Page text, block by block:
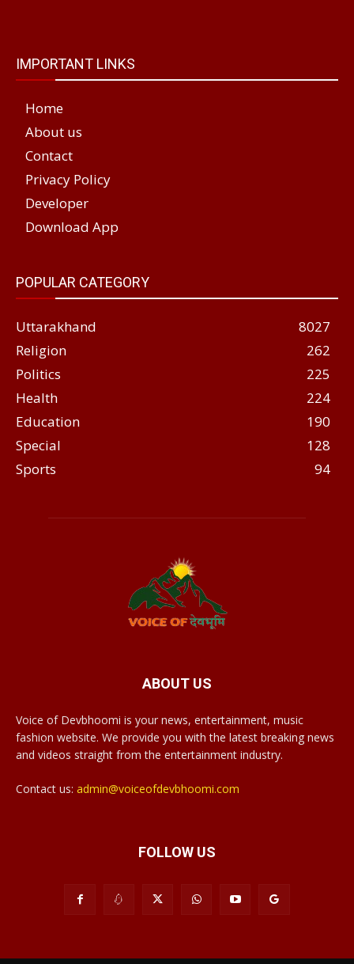
IMPORTANT LINKS
Home
About us
Contact
Privacy Policy
Developer
Download App
POPULAR CATEGORY
Uttarakhand
8027
Religion
262
Politics
225
Health
224
Education
190
Special
128
Sports
94
ABOUT US
Voice of Devbhoomi is your news, entertainment, music
fashion website. We provide you with the latest breaking news
and videos straight from the entertainment industry.
Contact us: admin@voiceofdevbhoomi.com
FOLLOW US